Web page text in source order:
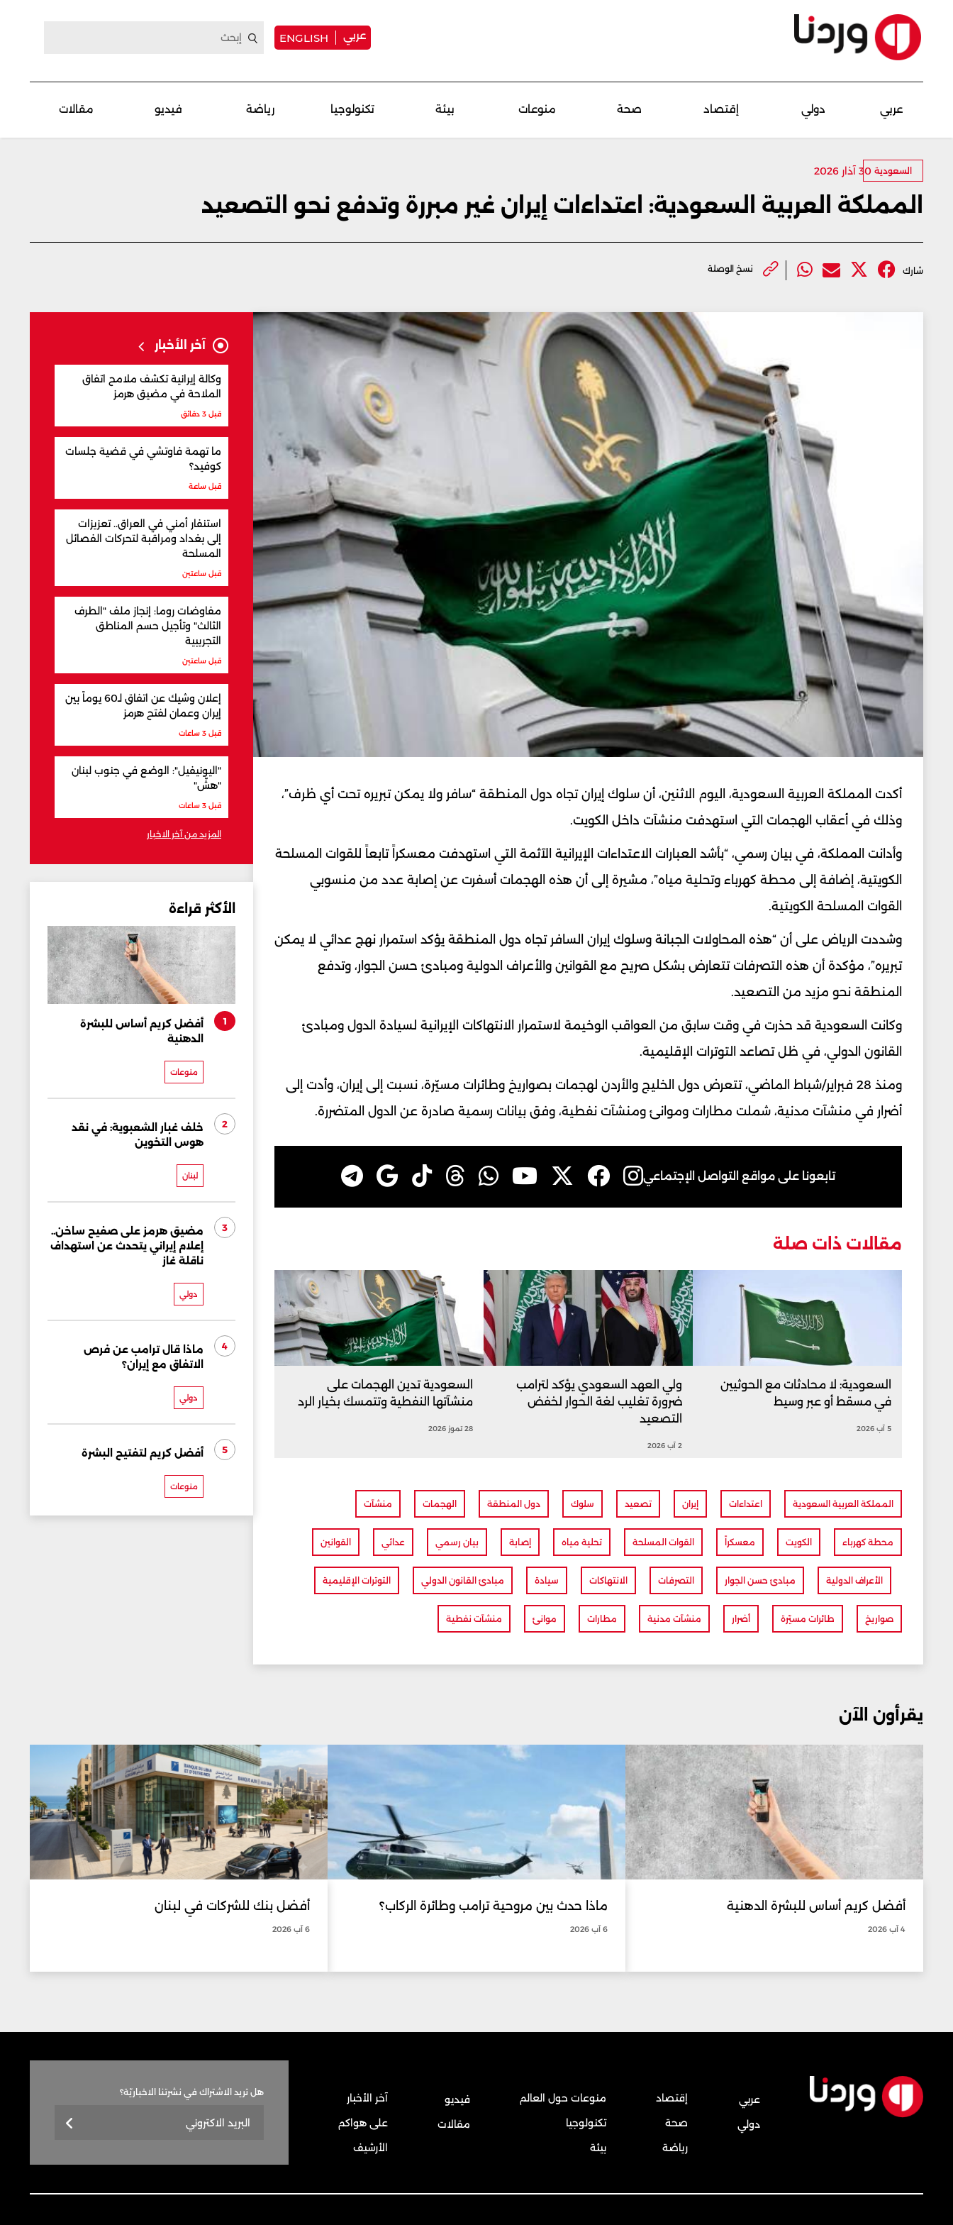
عربي ENGLISH
عربي دولي إقتصاد صحة منوعات بيئة تكنولوجيا رياضة فيديو مقالات
السعودية 30 آذار 2026
المملكة العربية السعودية: اعتداءات إيران غير مبررة وتدفع نحو التصعيد
شارك نسخ الوصلة
أكدت المملكة العربية السعودية، اليوم الاثنين، أن سلوك إيران تجاه دول المنطقة “سافر ولا يمكن تبريره تحت أي ظرف”،
وذلك في أعقاب الهجمات التي استهدفت منشآت داخل الكويت.
وأدانت المملكة، في بيان رسمي، “بأشد العبارات الاعتداءات الإيرانية الآثمة التي استهدفت معسكراً تابعاً للقوات المسلحة
الكويتية، إضافة إلى محطة كهرباء وتحلية مياه”، مشيرة إلى أن هذه الهجمات أسفرت عن إصابة عدد من منسوبي
القوات المسلحة الكويتية.
وشددت الرياض على أن “هذه المحاولات الجبانة وسلوك إيران السافر تجاه دول المنطقة يؤكد استمرار نهج عدائي لا يمكن
تبريره”، مؤكدة أن هذه التصرفات تتعارض بشكل صريح مع القوانين والأعراف الدولية ومبادئ حسن الجوار، وتدفع
المنطقة نحو مزيد من التصعيد.
وكانت السعودية قد حذرت في وقت سابق من العواقب الوخيمة لاستمرار الانتهاكات الإيرانية لسيادة الدول ومبادئ
القانون الدولي، في ظل تصاعد التوترات الإقليمية.
ومنذ 28 فبراير/شباط الماضي، تتعرض دول الخليج والأردن لهجمات بصواريخ وطائرات مسيّرة، نسبت إلى إيران، وأدت إلى
أضرار في منشآت مدنية، شملت مطارات وموانئ ومنشآت نفطية، وفق بيانات رسمية صادرة عن الدول المتضررة.
تابعونا على مواقع التواصل الإجتماعي
مقالات ذات صلة
السعودية: لا محادثات مع الحوثيين
في مسقط أو عبر وسيط
5 آب 2026
ولي العهد السعودي يؤكد لترامب
ضرورة تغليب لغة الحوار لخفض
التصعيد
2 آب 2026
السعودية تدين الهجمات على
منشآتها النفطية وتتمسك بخيار الرد
28 تموز 2026
المملكة العربية السعودية اعتداءات إيران تصعيد سلوك دول المنطقة الهجمات منشآت
محطة كهرباء الكويت معسكراً القوات المسلحة تحلية مياه إصابة بيان رسمي عدائي القوانين
الأعراف الدولية مبادئ حسن الجوار التصرفات الانتهاكات سيادة مبادئ القانون الدولي التوترات الإقليمية
صواريخ طائرات مسيّرة أضرار منشآت مدنية مطارات موانئ منشآت نفطية
آخر الأخبار
وكالة إيرانية تكشف ملامح اتفاق
الملاحة في مضيق هرمز
قبل 3 دقائق
ما تهمة فاوتشي في قضية جلسات
كوفيد؟
قبل ساعة
استنفار أمني في العراق.. تعزيزات
إلى بغداد ومراقبة لتحركات الفصائل
المسلحة
قبل ساعتين
مفاوضات روما: إنجاز ملف "الطرف
الثالث" وتأجيل حسم المناطق
التجريبية
قبل ساعتين
إعلان وشيك عن اتفاق لـ60 يوماً بين
إيران وعمان لفتح هرمز
قبل 3 ساعات
"اليونيفيل": الوضع في جنوب لبنان
"هشّ"
قبل 3 ساعات
المزيد من آخر الاخبار
الأكثر قراءة
1
أفضل كريم أساس للبشرة
الدهنية
منوعات
2
خلف غبار الشعبوية: في نقد
هوس التخوين
لبنان
3
مضيق هرمز على صفيح ساخن..
إعلام إيراني يتحدث عن استهداف
ناقلة غاز
دولي
4
ماذا قال ترامب عن فرص
الاتفاق مع إيران؟
دولي
5 أفضل كريم لتفتيح البشرة
منوعات
يقرأون الآن
أفضل كريم أساس للبشرة الدهنية
4 آب 2026
ماذا حدث بين مروحية ترامب وطائرة الركاب؟
6 آب 2026
أفضل بنك للشركات في لبنان
6 آب 2026
عربي
دولي
إقتصاد
صحة
رياضة
منوعات حول العالم
تكنولوجيا
بيئة
فيديو
مقالات
آخر الأخبار
على هواكم
الأرشيف
هل تريد الاشتراك في نشرتنا الاخباريّة؟